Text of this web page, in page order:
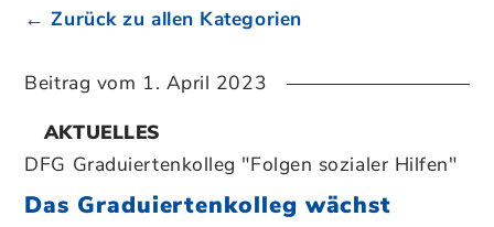
← Zurück zu allen Kategorien
Das Graduiertenkolleg wächst
Beitrag vom 1. April 2023
AKTUELLES
DFG Graduiertenkolleg "Folgen sozialer Hilfen"